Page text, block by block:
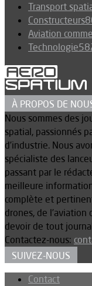
Transport
Constructeurs
Aviation
Technologie
À PROPOS DE
Nous sommes des
spatial, passionnés
d’industrie. Nous
spécialiste des
passant par le
meilleure
complète et
drones, de l’aviation
devoir de tout
Contactez-nous:
SUIVEZ-NOUS
Contact